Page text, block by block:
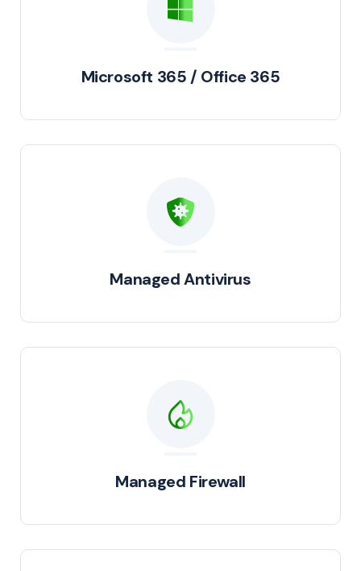
Microsoft 365 / Office 365
Managed Antivirus
Managed Firewall